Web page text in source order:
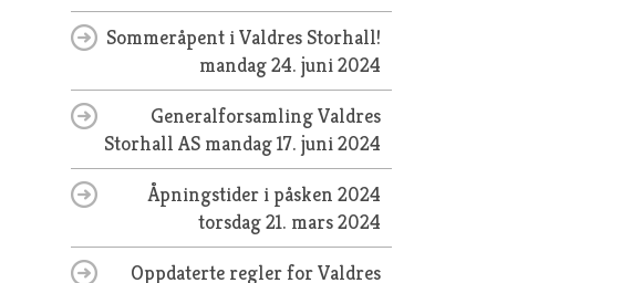
Sommeråpent i Valdres Storhall!
mandag 24. juni 2024
Generalforsamling Valdres
Storhall AS mandag 17. juni 2024
Åpningstider i påsken 2024
torsdag 21. mars 2024
Oppdaterte regler for Valdres